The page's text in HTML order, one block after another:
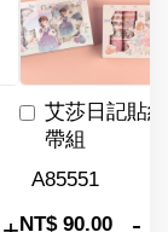
艾莎日記貼
帶組
NT$ 90.00
-